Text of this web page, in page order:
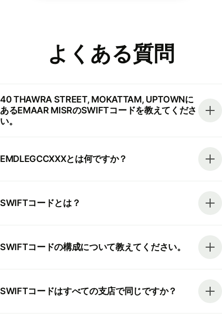
よくある質問
40 THAWRA STREET, MOKATTAM, UPTOWNに
あるEMAAR MISRのSWIFTコードを教えてくださ
い。
EMDLEGCCXXXとは何ですか？
SWIFTコードとは？
SWIFTコードの構成について教えてください。
SWIFTコードはすべての支店で同じですか？